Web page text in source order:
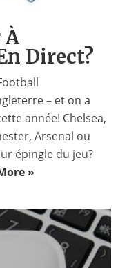
À
Direct?
– et on a
année! Chelsea,
Arsenal ou
épingle du jeu?
»